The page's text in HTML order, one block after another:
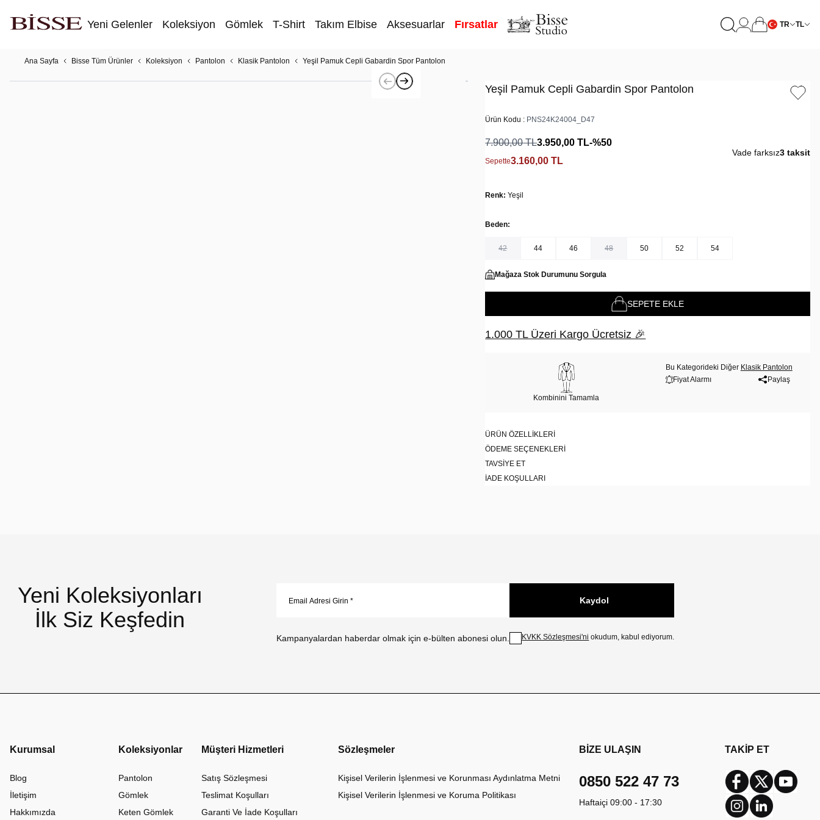
Yeni Gelenler Koleksiyon Gömlek T-Shirt Takım Elbise Aksesuarlar Fırsatlar TR TL
Ana Sayfa Bisse Tüm Ürünler Koleksiyon Pantolon Klasik Pantolon Yeşil Pamuk Cepli Gabardin Spor Pantolon
Yeşil Pamuk Cepli Gabardin Spor Pantolon
Ürün Kodu : PNS24K24004_D47
7.900,00TL3.950,00 TL-%50
Sepette3.160,00 TL
Vade farksız3 taksit
Renk:Yeşil
Beden:
42 44 46 48 50 52 54
Mağaza Stok Durumunu Sorgula
SEPETE EKLE
1.000 TL Üzeri Kargo Ücretsiz 🎉
Kombinini Tamamla
Bu Kategorideki Diğer Klasik Pantolon
Fiyat Alarmı
Paylaş
ÜRÜN ÖZELLIKLERI
ÖDEME SEÇENEKLERI
TAVSIYE ET
İADE KOŞULLARI
Yeni Koleksiyonları
İlk Siz Keşfedin
Kampanyalardan haberdar olmak için e-bülten abonesi olun.
Kaydol
KVKK Sözleşmesi'ni okudum, kabul ediyorum.
Kurumsal
Blog
İletişim
Hakkımızda
Koleksiyonlar
Pantolon
Gömlek
Keten Gömlek
Müşteri Hizmetleri
Satış Sözleşmesi
Teslimat Koşulları
Garanti Ve İade Koşulları
Sözleşmeler
Kişisel Verilerin İşlenmesi ve Korunması Aydınlatma Metni
Kişisel Verilerin İşlenmesi ve Koruma Politikası
BİZE ULAŞIN
0850 522 47 73
Haftaiçi 09:00 - 17:30
TAKİP ET
Facebook
Twitter
InstagramLinkedin